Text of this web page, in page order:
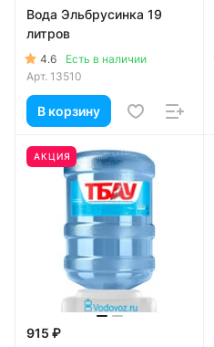
Вода Эльбрусинка 19
литров
4.6
Есть в наличии
Арт. 13510
В корзину
АКЦИЯ
915 ₽